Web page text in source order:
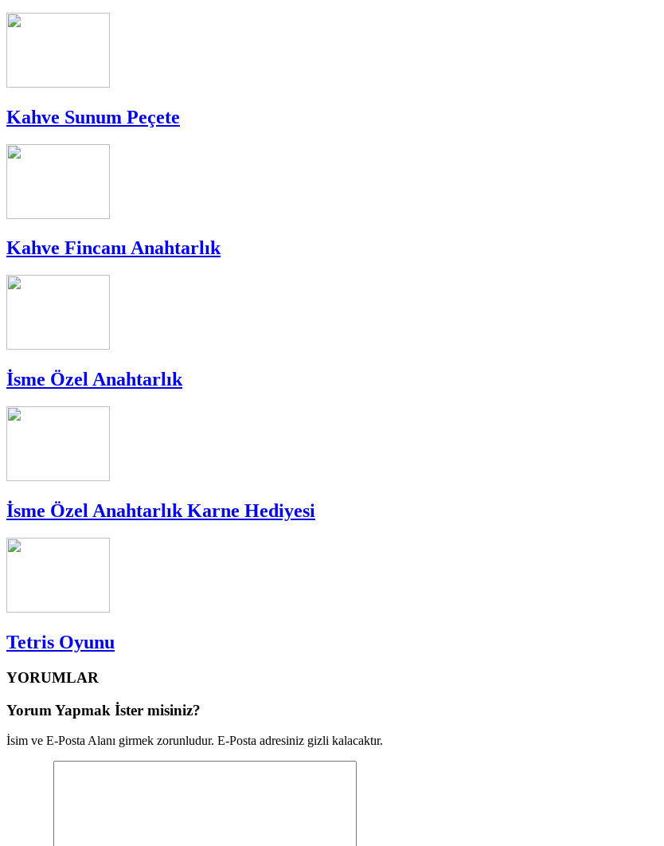
Kahve Sunum Peçete
Kahve Fincanı Anahtarlık
İsme Özel Anahtarlık
İsme Özel Anahtarlık Karne Hediyesi
Tetris Oyunu
YORUMLAR
Yorum Yapmak İster misiniz?
İsim ve E-Posta Alanı girmek zorunludur. E-Posta adresiniz gizli kalacaktır.